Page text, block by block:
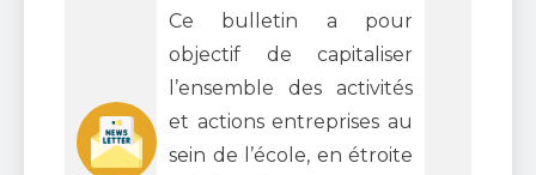
Ce bulletin a pour
objectif de capitaliser
l’ensemble des activités
et actions entreprises au
sein de l’école, en étroite